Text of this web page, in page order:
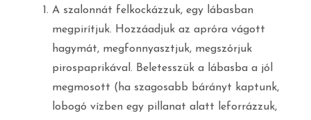
A szalonnát felkockázzuk, egy lábasban
megpirítjuk. Hozzáadjuk az apróra vágott
hagymát, megfonnyasztjuk, megszórjuk
pirospaprikával. Beletesszük a lábasba a jól
megmosott (ha szagosabb bárányt kaptunk,
lobogó vízben egy pillanat alatt leforrázzuk,